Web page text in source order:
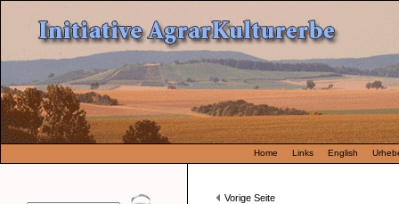
Home Links English
Vorige Seite